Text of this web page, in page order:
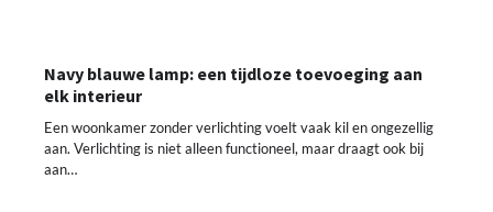
Navy blauwe lamp: een tijdloze toevoeging aan
elk interieur
Een woonkamer zonder verlichting voelt vaak kil en ongezellig
aan. Verlichting is niet alleen functioneel, maar draagt ook bij
aan…